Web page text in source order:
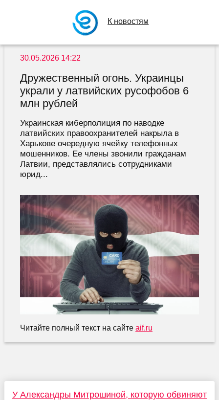
К новостям
30.05.2026 14:22
Дружественный огонь. Украинцы
украли у латвийских русофобов 6
млн рублей
Украинская киберполиция по наводке
латвийских правоохранителей накрыла в
Харькове очередную ячейку телефонных
мошенников. Ее члены звонили гражданам
Латвии, представлялись сотрудниками
юрид...
Читайте полный текст на сайте aif.ru
У Александры Митрошиной, которую обвиняют